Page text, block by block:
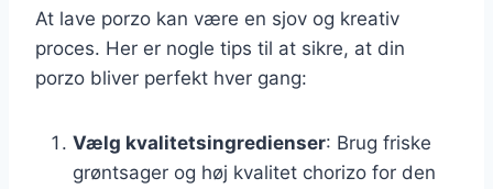
At lave porzo kan være en sjov og kreativ
proces. Her er nogle tips til at sikre, at din
porzo bliver perfekt hver gang:
Vælg kvalitetsingredienser: Brug friske
grøntsager og høj kvalitet chorizo for den